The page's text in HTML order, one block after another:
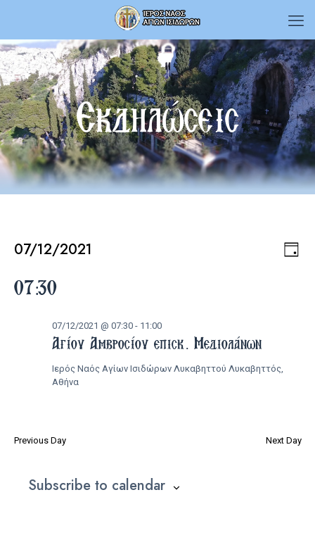
Εκδηλώσεις
Εκδηλώσεις
for
07/12/2021
Day
07/12/2021
07:30
Αγίου Αμβροσίου επισκ. Μεδιολάνων
07/12/2021 @ 07:30- 11:00
Ιερός Ναός Αγίων Ισιδώρων Λυκαβηττού Λυκαβηττός,
Αθήνα
Previous Day Next Day
Subscribe to calendar